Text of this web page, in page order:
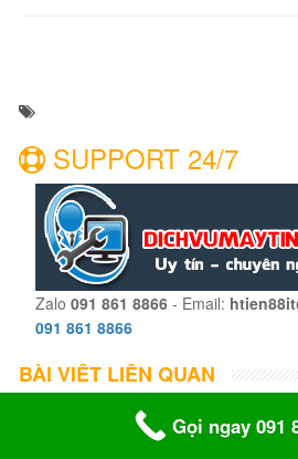
SUPPORT 24/7
Zalo 091 861 8866 - Email:
091 861 8866
BÀI VIẾT LIÊN QUAN
Gọi ngay 091